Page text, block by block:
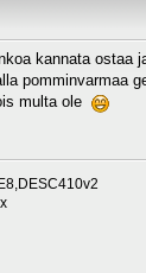
kannata ostaa
pomminvarmaa
multa ole